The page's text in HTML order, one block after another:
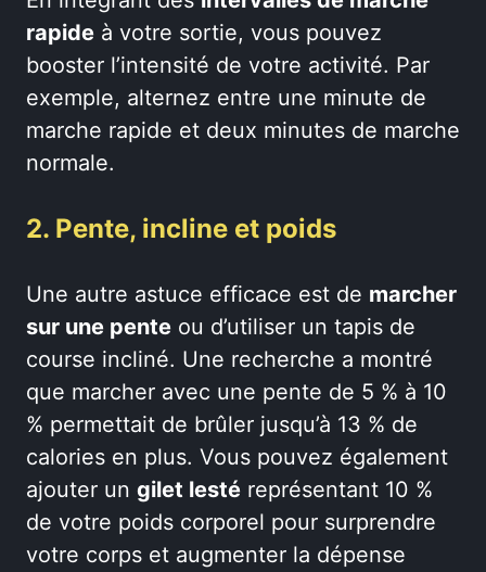
rapide à votre sortie, vous pouvez
booster l’intensité de votre activité. Par
exemple, alternez entre une minute de
marche rapide et deux minutes de marche
normale.
2. Pente, incline et poids
Une autre astuce efficace est de marcher
sur une pente ou d’utiliser un tapis de
course incliné. Une recherche a montré
que marcher avec une pente de 5 % à 10
% permettait de brûler jusqu’à 13 % de
calories en plus. Vous pouvez également
ajouter un gilet lesté représentant 10 %
de votre poids corporel pour surprendre
votre corps et augmenter la dépense